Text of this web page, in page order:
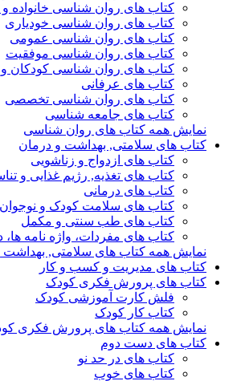
کتاب های روان شناسی خانواده و
کتاب های روان شناسی خودیاری
کتاب های روان شناسی عمومی
کتاب های روان شناسی موفقیت
کتاب های روان شناسی کودکان و
کتاب های عرفانی
کتاب های روان شناسی تخصصی
کتاب های جامعه شناسی
نمایش همه کتاب های روان شناسی
کتاب های سلامتی, بهداشت و درمان
کتاب های ازدواج و زناشویی
کتاب های تغذیه, رژیم غذایی و
کتاب های درمانی
کتاب های سلامت کودک و نوجوان
کتاب های طب سنتی و مکمل
کتاب های مفردات، واژه نامه ها،
نمایش همه کتاب های سلامتی, بهداشت
کتاب های مدیریت و کسب و کار
کتاب های پرورش فکری کودک
فلش کارت آموزشی کودک
کتاب کار کودک
نمایش همه کتاب های پرورش فکری
کتاب های دست دوم
کتاب های در حد نو
کتاب های خوب